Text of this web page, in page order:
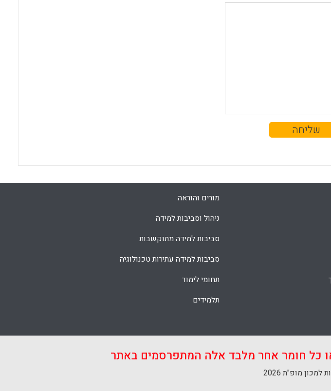
מורים והוראה
ניהול וסביבות למידה
סביבות למידה מתוקשבות
סביבות למידה עתירות טכנולוגיה
תחומי לימוד
תלמידים
כל חומר אחר מלבד אלה המתפרסמים באתר
מופ"ת 2026